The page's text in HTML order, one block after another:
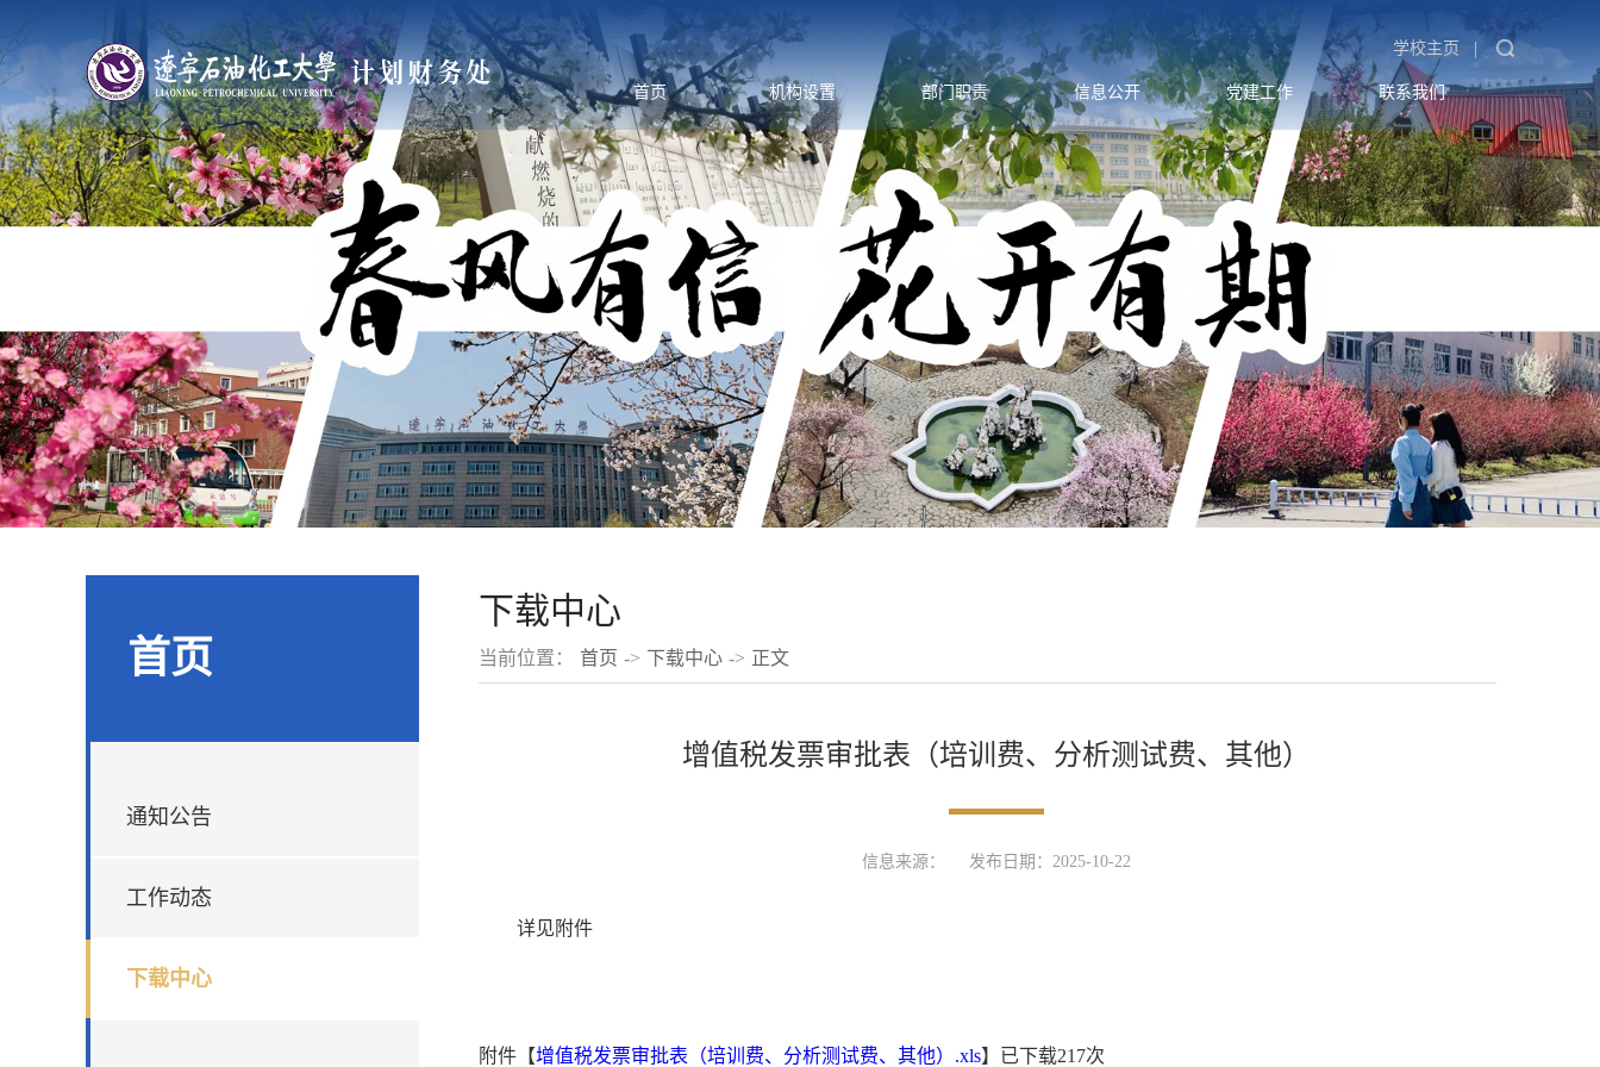
|
学校主页
首页 机构设置 部门职责 信息公开 党建工作 联系我们
首页
通知公告
工作动态
下载中心
下载中心
当前位置： 首页 -> 下载中心 -> 正文
增值税发票审批表（培训费、分析测试费、其他）
信息来源： 发布日期：2025-10-22
详见附件
附件【增值税发票审批表（培训费、分析测试费、其他）.xls】已下载217次